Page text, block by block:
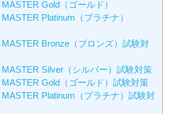
Gold（ゴールド）
Platinum（プラチナ）
Bronze（ブロンズ）試験対
Silver（シルバー）試験対策
Gold（ゴールド）試験対策
Platinum（プラチナ）試験対